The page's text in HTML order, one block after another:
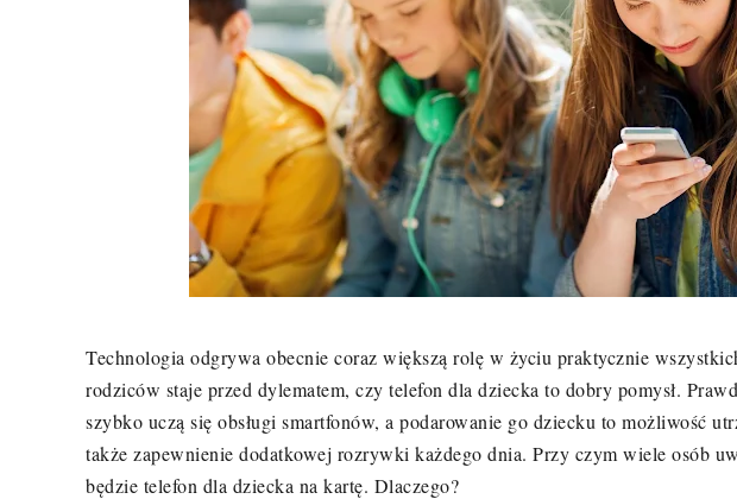
Technologia odgrywa obecnie coraz większą rolę w życiu praktycznie
rodziców staje przed dylematem, czy telefon dla dziecka to dobry pomysł.
szybko uczą się obsługi smartfonów, a podarowanie go dziecku to możliwość
także zapewnienie dodatkowej rozrywki każdego dnia. Przy czym wiele osób
będzie telefon dla dziecka na kartę. Dlaczego?